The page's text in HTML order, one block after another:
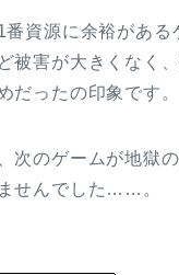
資源に余裕がある
被害が大きくなく
だったの印象です。
次のゲームが地獄
せんでした……。